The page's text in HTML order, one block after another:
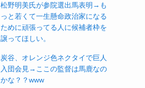
松野明美氏が参院選出馬表明→も
っと若くて一生懸命政治家になる
ために頑張ってる人に候補者枠を
譲ってほしい。
炭谷、オレンジ色ネクタイで巨人
入団会見→ここの監督は馬鹿なの
かな？？www